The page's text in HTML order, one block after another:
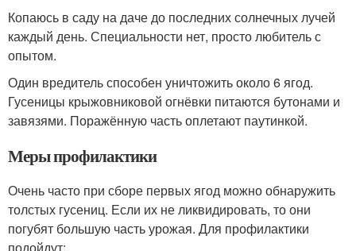
Копаюсь в саду на даче до последних солнечных лучей
каждый день. Специальности нет, просто любитель с
опытом.
Один вредитель способен уничтожить около 6 ягод.
Гусеницы крыжовниковой огнёвки питаются бутонами и
завязями. Поражённую часть оплетают паутинкой.
Меры профилактики
Очень часто при сборе первых ягод можно обнаружить
толстых гусениц. Если их не ликвидировать, то они
погубят большую часть урожая. Для профилактики